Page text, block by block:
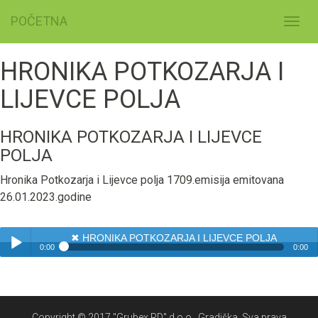
POČETNA
HRONIKA POTKOZARJA I
LIJEVCE POLJA
HRONIKA POTKOZARJA I LIJEVCE
POLJA
Hronika Potkozarja i Lijevce polja 1709.emisija emitovana
26.01.2023.godine
✖ HRONIKA POTKOZARJA I LIJEVCE POLJA
0:00 0:00